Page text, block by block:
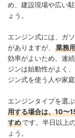
め、建設現場や広い
ょう。
エンジン式には、ガ
がありますが、
業務
効率がよいため、連
ジンは始動性がよく
ジン式を使う人や家
エンジンタイプを選
用する場合は、10〜
すめです。半日以上
ょう。